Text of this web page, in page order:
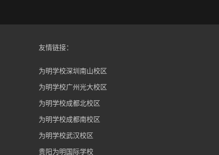
友情链接：
为明学校深圳南山校区
为明学校广州光大校区
为明学校成都北校区
为明学校成都南校区
为明学校武汉校区
贵阳为明国际学校